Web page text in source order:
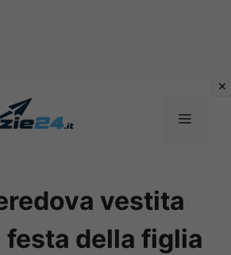
MENU
vestita
festa della figlia